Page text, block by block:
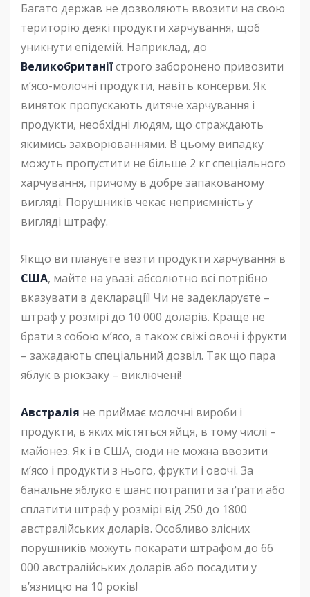
Багато держав не дозволяють ввозити на свою
територію деякі продукти харчування, щоб
уникнути епідемій. Наприклад, до
Великобританіїстрого заборонено привозити
м’ясо-молочні продукти, навіть консерви. Як
виняток пропускають дитяче харчування і
продукти, необхідні людям, що страждають
якимись захворюваннями. В цьому випадку
можуть пропустити не більше 2 кг спеціального
харчування, причому в добре запакованому
вигляді. Порушників чекає неприємність у
вигляді штрафу.
Якщо ви плануєте везти продукти харчування в
США, майте на увазі: абсолютно всі потрібно
вказувати в декларації! Чи не задекларуєте –
штраф у розмірі до 10 000 доларів. Краще не
брати з собою м’ясо, а також свіжі овочі і фрукти
– зажадають спеціальний дозвіл. Так що пара
яблук в рюкзаку – виключені!
Австралія не приймає молочні вироби і
продукти, в яких містяться яйця, в тому числі –
майонез. Як і в США, сюди не можна ввозити
м’ясо і продукти з нього, фрукти і овочі. За
банальне яблуко є шанс потрапити за ґрати або
сплатити штраф у розмірі від 250 до 1800
австралійських доларів. Особливо злісних
порушників можуть покарати штрафом до 66
000 австралійських доларів або посадити у
в’язницю на 10 років!